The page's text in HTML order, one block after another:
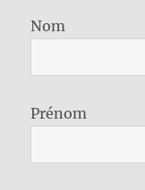
Nom
Prénom